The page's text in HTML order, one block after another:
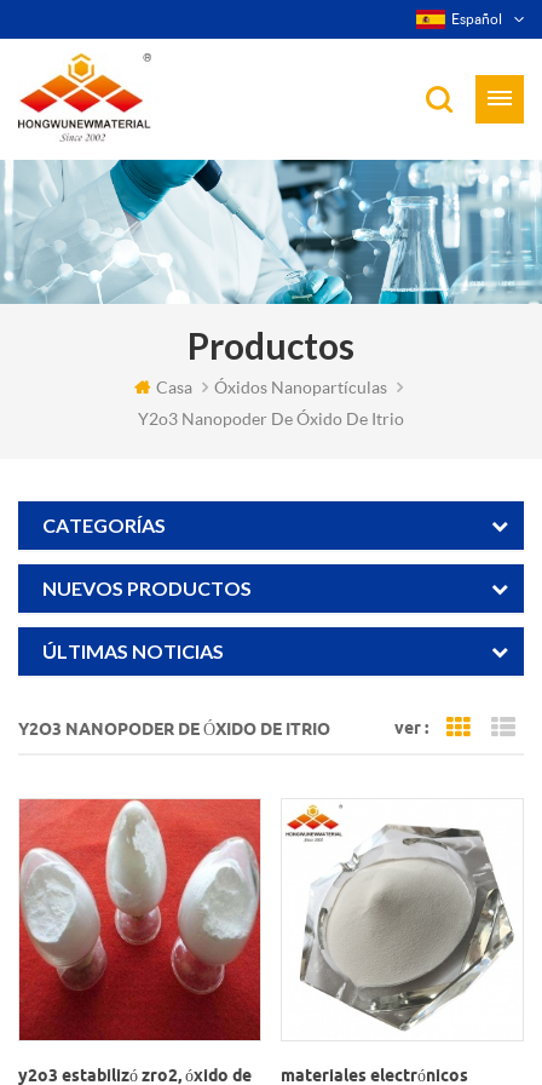
Español
Productos
Casa
Óxidos Nanopartículas
Y2o3 Nanopoder De Óxido De Itrio
CATEGORÍAS
NUEVOS PRODUCTOS
ÚLTIMAS NOTICIAS
Y2O3 NANOPODER DE ÓXIDO DE ITRIO ver : Grid
y2o3 estabilizó zro2, óxido de
materiales electrónicos